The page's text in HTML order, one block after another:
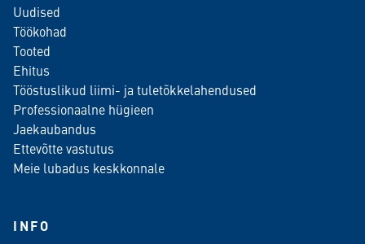
Uudised
Töökohad
Tooted
Ehitus
Tööstuslikud liimi- ja tuletõkkelahendused
Professionaalne hügieen
Jaekaubandus
Ettevõtte vastutus
Meie lubadus keskkonnale
INFO